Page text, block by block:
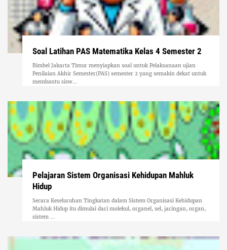
Soal Latihan PAS Matematika Kelas 4 Semester 2
Bimbel Jakarta Timur menyiapkan soal untuk Pelaksanaan ujian
Penilaian Akhir Semester(PAS) semester 2 yang semakin dekat untuk
membantu sisw...
Pelajaran Sistem Organisasi Kehidupan Mahluk
Hidup
Secara Keseluruhan Tingkatan dalam Sistem Organisasi Kehidupan
Mahluk Hidup itu dimulai dari molekul, organel, sel, jaringan, organ,
sistem ...